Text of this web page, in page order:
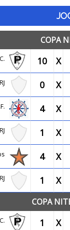
COPA
10 X
0 X
4 X
1 X
4 X
1 X
COPA
1 X